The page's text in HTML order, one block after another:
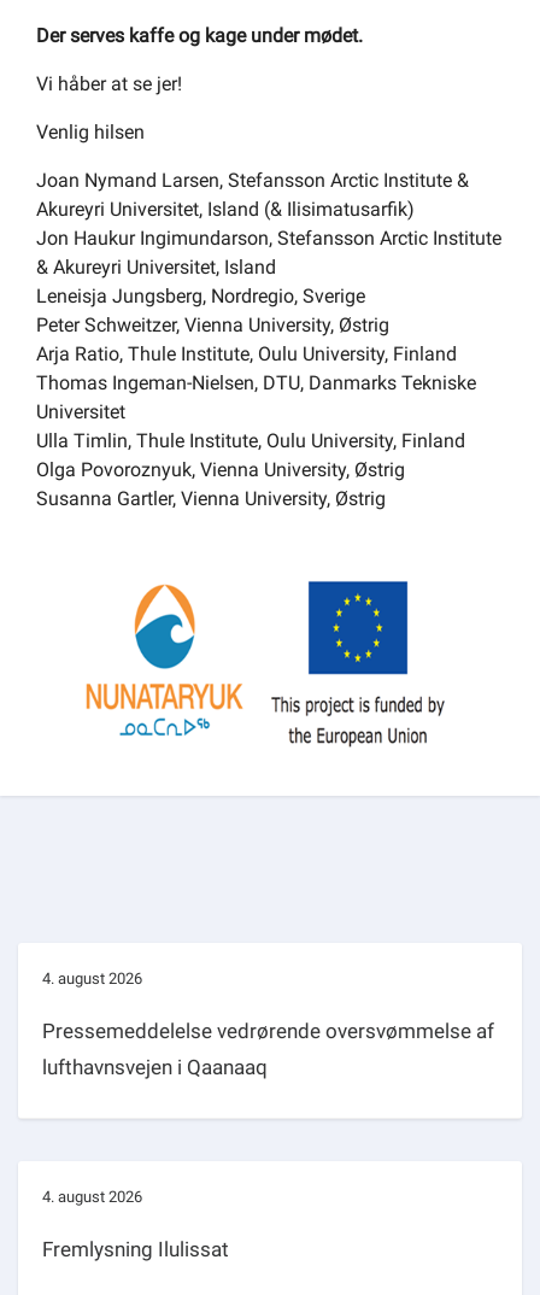
Der serves kaffe og kage under mødet.
Vi håber at se jer!
Venlig hilsen
Joan Nymand Larsen, Stefansson Arctic Institute &
Akureyri Universitet, Island (& Ilisimatusarfik)
Jon Haukur Ingimundarson, Stefansson Arctic Institute
& Akureyri Universitet, Island
Leneisja Jungsberg, Nordregio, Sverige
Peter Schweitzer, Vienna University, Østrig
Arja Ratio, Thule Institute, Oulu University, Finland
Thomas Ingeman-Nielsen, DTU, Danmarks Tekniske
Universitet
Ulla Timlin, Thule Institute, Oulu University, Finland
Olga Povoroznyuk, Vienna University, Østrig
Susanna Gartler, Vienna University, Østrig
4. august 2026
Pressemeddelelse vedrørende oversvømmelse af
lufthavnsvejen i Qaanaaq
4. august 2026
Fremlysning Ilulissat